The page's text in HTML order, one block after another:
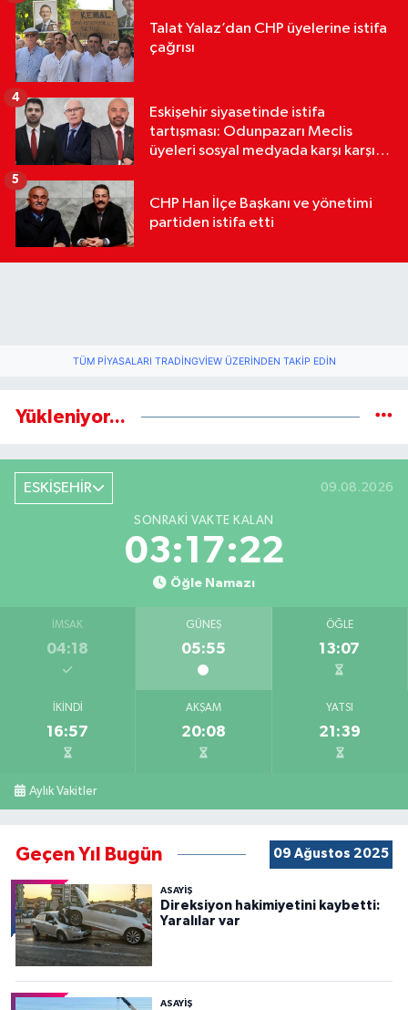
Talat Yalaz’dan CHP üyelerine istifa
çağrısı
Eskişehir siyasetinde istifa
tartışması: Odunpazarı Meclis
üyeleri sosyal medyada karşı karşıya
4
CHP Han İlçe Başkanı ve yönetimi
partiden istifa etti
5
TÜM PIYASALARI TRADINGVIEW ÜZERINDEN TAKIP EDIN
Yükleniyor...
ESKİŞEHİR 09.08.2026
SONRAKI VAKTE KALAN
03:17:21
Öğle Namazı
İMSAK
04:18
GÜNEŞ
05:55
ÖĞLE
13:07
İKINDI
16:57
AKŞAM
20:08
YATSI
21:39
Aylık Vakitler
Geçen Yıl Bugün 09 Ağustos 2025
ASAYİŞ
Direksiyon hakimiyetini kaybetti:
Yaralılar var
ASAYİŞ